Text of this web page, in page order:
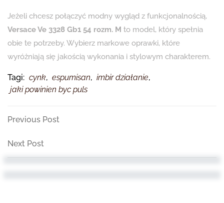
Jeżeli chcesz połączyć modny wygląd z funkcjonalnością,
Versace Ve 3328 Gb1 54 rozm. M to model, który spełnia
obie te potrzeby. Wybierz markowe oprawki, które
wyróżniają się jakością wykonania i stylowym charakterem.
Tagi: cynk, espumisan, imbir działanie,
jaki powinien byc puls
Nawigacja
wpisu
Previous
Previous Post
Next
Post
Next Post